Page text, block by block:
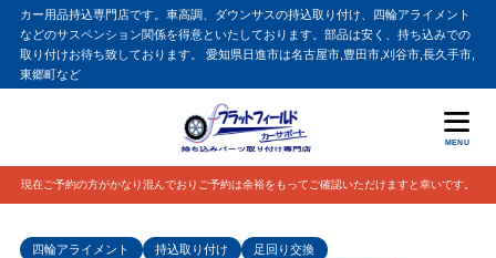
カー用品持込専門店です。車高調、ダウンサスの持込取り付け、四輪アライメント
などのサスペンション関係を得意といたしております。部品は安く、持ち込みでの
取り付けお待ち致しております。 愛知県日進市は名古屋市,豊田市,刈谷市,長久手市,
東郷町など
MENU
現在ご予約の方がかなり混んでおりご予約は余裕をもってご確認いただけますと幸いです。
四輪アライメント 持込取り付け
足回り交換